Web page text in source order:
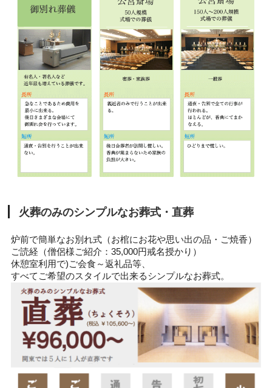
火葬のみのシンプルなお葬式・直葬
炉前で簡単なお別れ式（お棺にお花や思い出の品・ご焼香）
ご読経（僧侶様ご紹介：35,000円戒名授かり）
休憩室利用で)ご会食～返礼品等、
すべてご希望のスタイルで出来るシンプルなお葬式。